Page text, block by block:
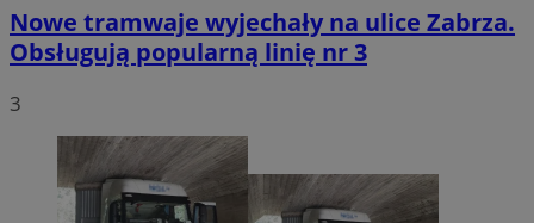
Nowe tramwaje wyjechały na ulice Zabrza.
Obsługują popularną linię nr 3
3